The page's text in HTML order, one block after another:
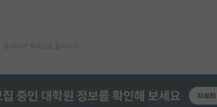
게시판 목록으로 돌아가기